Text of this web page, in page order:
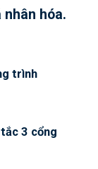
hóa.
trình
3 cổng